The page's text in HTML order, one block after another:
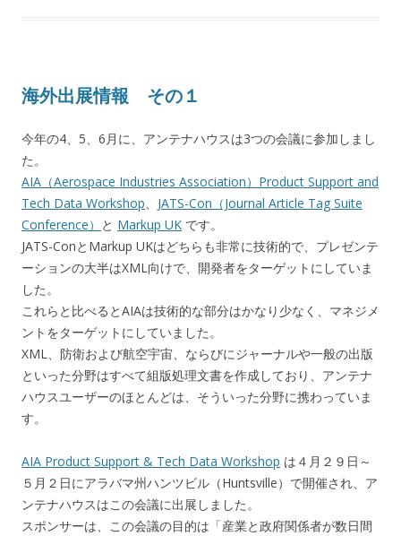
海外出展情報 その１
今年の4、5、6月に、アンテナハウスは3つの会議に参加しまし
た。
AIA（Aerospace Industries Association）Product Support and
Tech Data Workshop、 JATS-Con（Journal Article Tag Suite
Conference） と Markup UK です。
JATS-ConとMarkup UKはどちらも非常に技術的で、プレゼンテ
ーションの大半はXML向けで、開発者をターゲットにしていま
した。
これらと比べるとAIAは技術的な部分はかなり少なく、マネジメ
ントをターゲットにしていました。
XML、防衛および航空宇宙、ならびにジャーナルや一般の出版
といった分野はすべて組版処理文書を作成しており、アンテナ
ハウスユーザーのほとんどは、そういった分野に携わっていま
す。
AIA Product Support & Tech Data Workshop は４月２９日～
５月２日にアラバマ州ハンツビル（Huntsville）で開催され、ア
ンテナハウスはこの会議に出展しました。
スポンサーは、この会議の目的は「産業と政府関係者が数日間